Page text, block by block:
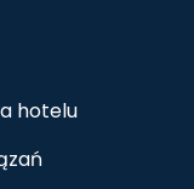
hotelu